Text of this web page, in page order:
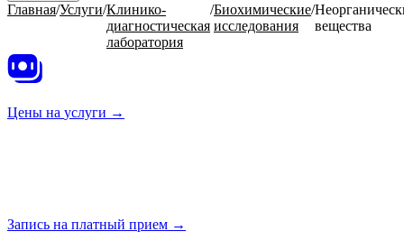
Главная/Услуги/Клинико-
диагностическая
лаборатория
/Биохимические
исследования
/
вещества
Цены на услуги →
Запись на платный прием →